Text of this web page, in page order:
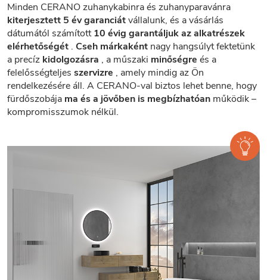
Minden CERANO zuhanykabinra és zuhanyparavánra
kiterjesztett 5 év garanciátvállalunk, és a vásárlás
dátumától számított10 évig garantáljuk az alkatrészek
elérhetőségét . Cseh márkaként nagy hangsúlyt fektetünk
a precíz kidolgozásra , a műszaki minőségre és a
felelősségteljes szervizre , amely mindig az Ön
rendelkezésére áll. A CERANO-val biztos lehet benne, hogy
fürdőszobája ma és a jövőben is megbízhatóan működik –
kompromisszumok nélkül.